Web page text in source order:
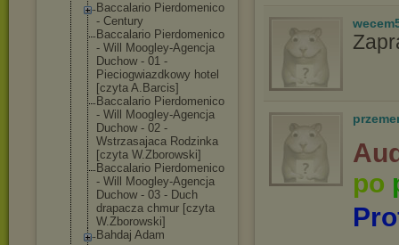
Baccalario Pierdomenico
- Century
Baccalario Pierdomenico
- Will Moogley-Agencja
Duchow - 01 -
Pieciogwiazdkowy hotel
[czyta A.Barcis]
Baccalario Pierdomenico
- Will Moogley-Agencja
Duchow - 02 -
Wstrzasajaca Rodzinka
[czyta W.Zborowski]
Baccalario Pierdomenico
- Will Moogley-Agencja
Duchow - 03 - Duch
drapacza chmur [czyta
W.Zborowski]
Bahdaj Adam
po